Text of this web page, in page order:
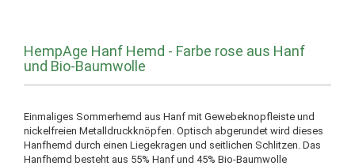
HempAge Hanf Hemd - Farbe rose aus Hanf
und Bio-Baumwolle
Einmaliges Sommerhemd aus Hanf mit Gewebeknopfleiste und
nickelfreien Metalldruckknöpfen. Optisch abgerundet wird dieses
Hanfhemd durch einen Liegekragen und seitlichen Schlitzen. Das
Hanfhemd besteht aus 55% Hanf und 45% Bio-Baumwolle